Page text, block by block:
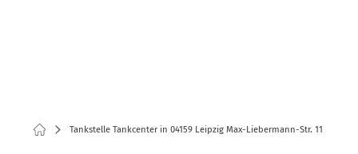
Tankstelle Tankcenter in 04159 Leipzig Max-Liebermann-Str. 11